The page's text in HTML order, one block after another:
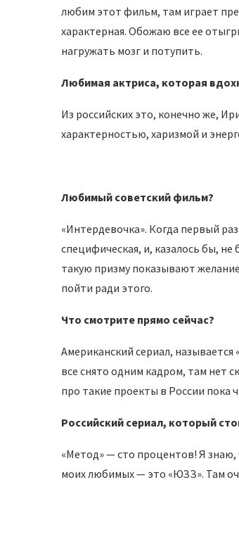
любим этот фильм, там играет
характерная. Обожаю все ее
нагружать мозг и потупить.
Любимая актриса, которая
Из российских это, конечно же,
характерностью, харизмой и
Любимый советский фильм?
«Интердевочка». Когда первый
специфическая, и, казалось бы,
такую призму показывают
пойти ради этого.
Что смотрите прямо сейчас?
Американский сериал, называется
все снято одним кадром, там нет
про такие проекты в России пока
Российский сериал, который
«Метод» — сто процентов! Я знаю,
моих любимых — это «ЮЗЗ». Там